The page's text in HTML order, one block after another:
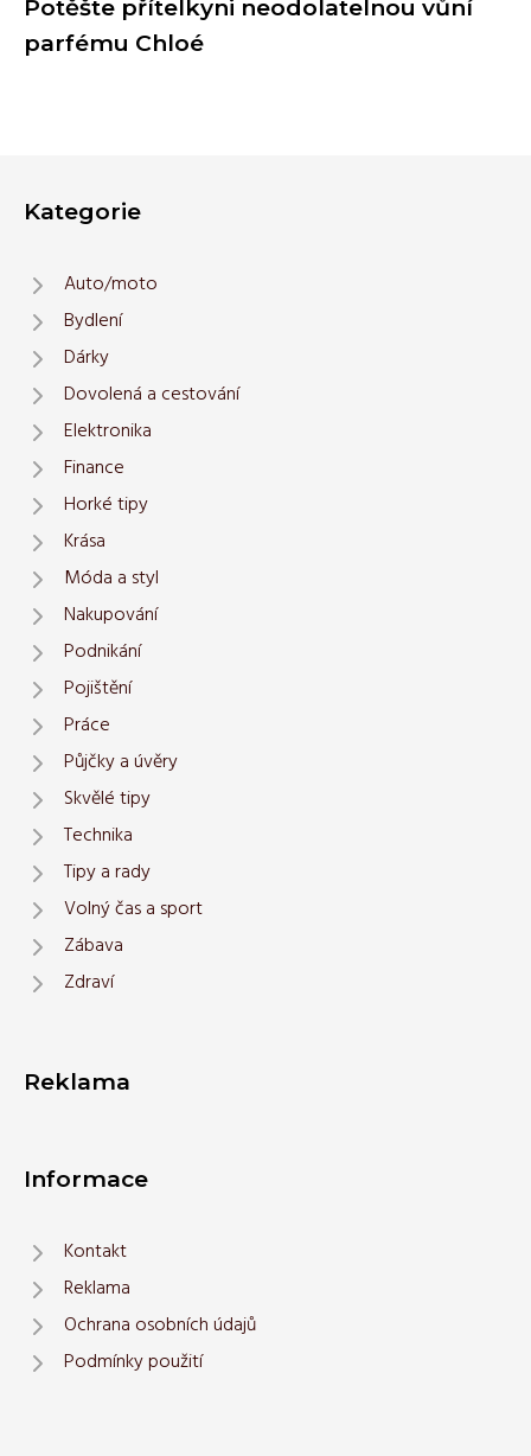
Potěšte přítelkyni neodolatelnou vůní
parfému Chloé
Kategorie
Auto/moto
Bydlení
Dárky
Dovolená a cestování
Elektronika
Finance
Horké tipy
Krása
Móda a styl
Nakupování
Podnikání
Pojištění
Práce
Půjčky a úvěry
Skvělé tipy
Technika
Tipy a rady
Volný čas a sport
Zábava
Zdraví
Reklama
Informace
Kontakt
Reklama
Ochrana osobních údajů
Podmínky použití